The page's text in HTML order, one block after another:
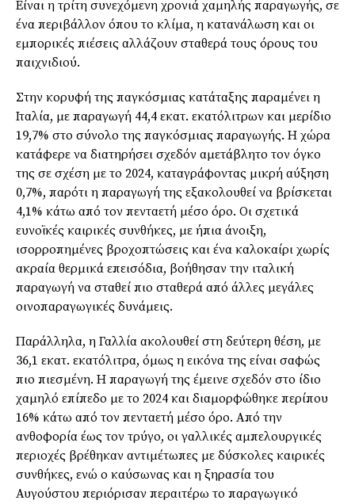
Είναι η τρίτη συνεχόμενη χρονιά χαμηλής παραγωγής, σε
ένα περιβάλλον όπου το κλίμα, η κατανάλωση και οι
εμπορικές πιέσεις αλλάζουν σταθερά τους όρους του
παιχνιδιού.
Στην κορυφή της παγκόσμιας κατάταξης παραμένει η
Ιταλία, με παραγωγή 44,4 εκατ. εκατόλιτρων και μερίδιο
19,7% στο σύνολο της παγκόσμιας παραγωγής. Η χώρα
κατάφερε να διατηρήσει σχεδόν αμετάβλητο τον όγκο
της σε σχέση με το 2024, καταγράφοντας μικρή αύξηση
0,7%, παρότι η παραγωγή της εξακολουθεί να βρίσκεται
4,1% κάτω από τον πενταετή μέσο όρο. Οι σχετικά
ευνοϊκές καιρικές συνθήκες, με ήπια άνοιξη,
ισορροπημένες βροχοπτώσεις και ένα καλοκαίρι χωρίς
ακραία θερμικά επεισόδια, βοήθησαν την ιταλική
παραγωγή να σταθεί πιο σταθερά από άλλες μεγάλες
οινοπαραγωγικές δυνάμεις.
Παράλληλα, η Γαλλία ακολουθεί στη δεύτερη θέση, με
36,1 εκατ. εκατόλιτρα, όμως η εικόνα της είναι σαφώς
πιο πιεσμένη. Η παραγωγή της έμεινε σχεδόν στο ίδιο
χαμηλό επίπεδο με το 2024 και διαμορφώθηκε περίπου
16% κάτω από τον πενταετή μέσο όρο. Από την
ανθοφορία έως τον τρύγο, οι γαλλικές αμπελουργικές
περιοχές βρέθηκαν αντιμέτωπες με δύσκολες καιρικές
συνθήκες, ενώ ο καύσωνας και η ξηρασία του
Αυγούστου περιόρισαν περαιτέρω το παραγωγικό